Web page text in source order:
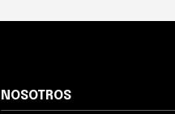
NOSOTROS